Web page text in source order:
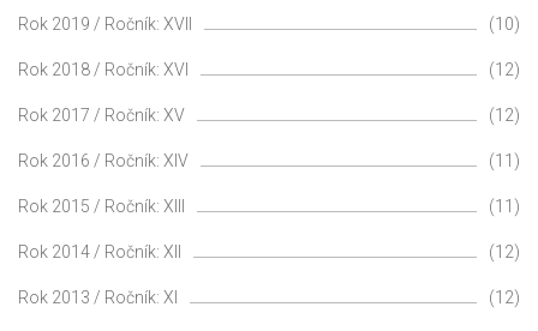
Rok 2019 / Ročník: XVII (10)
Rok 2018 / Ročník: XVI (12)
Rok 2017 / Ročník: XV (12)
Rok 2016 / Ročník: XIV (11)
Rok 2015 / Ročník: XIII (11)
Rok 2014 / Ročník: XII (12)
Rok 2013 / Ročník: XI (12)